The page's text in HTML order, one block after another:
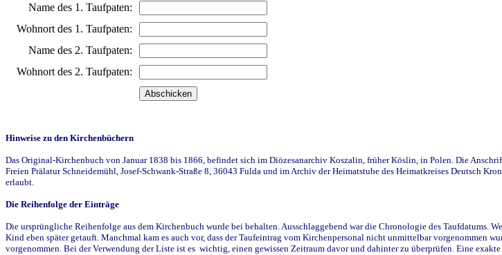
Name des 1. Taufpaten:
Wohnort des 1. Taufpaten:
Name des 2. Taufpaten:
Wohnort des 2. Taufpaten:
Hinweise zu den Kirchenbüchern
Das Original-Kirchenbuch von Januar 1838 bis 1866, befindet sich im Diözesanarchiv Koszalin, früher Köslin, in Polen. Die
Freien Prälatur Schneidemühl, Josef-Schwank-Straße 8, 36043 Fulda und im Archiv der Heimatstube des Heimatkreises Deutsch
erlaubt.
Die Reihenfolge der Einträge
Die ursprüngliche Reihenfolge aus dem Kirchenbuch wurde bei behalten. Ausschlaggebend war die Chronologie des Taufdatums.
Kind eben später getauft. Manchmal kam es auch vor, dass der Taufeintrag vom Kirchenpersonal nicht unmittelbar vorgenommen
vorgenommen. Bei der Verwendung der Liste ist es wichtig, einen gewissen Zeitraum davor und dahinter zu überprüfen. Eine